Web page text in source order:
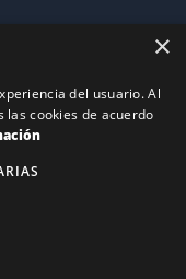
×
del usuario. Al
cookies de acuerdo